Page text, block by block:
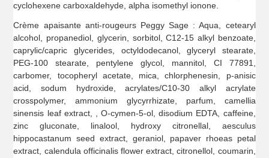
cyclohexene carboxaldehyde, alpha isomethyl ionone.
Crème apaisante anti-rougeurs Peggy Sage : Aqua, cetearyl
alcohol, propanediol, glycerin, sorbitol, C12-15 alkyl benzoate,
caprylic/capric glycerides, octyldodecanol, glyceryl stearate,
PEG-100 stearate, pentylene glycol, mannitol, CI 77891,
carbomer, tocopheryl acetate, mica, chlorphenesin, p-anisic
acid, sodum hydroxide, acrylates/C10-30 alkyl acrylate
crosspolymer, ammonium glycyrrhizate, parfum, camellia
sinensis leaf extract, , O-cymen-5-ol, disodium EDTA, caffeine,
zinc gluconate, linalool, hydroxy citronellal, aesculus
hippocastanum seed extract, geraniol, papaver rhoeas petal
extract, calendula officinalis flower extract, citronellol, coumarin,